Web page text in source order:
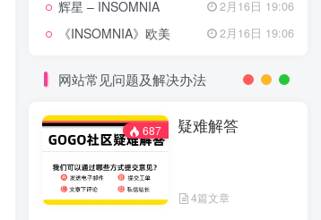
辉星 – INSOMNIA 2月16日 19:06
《INSOMNIA》欧美 2月16日 19:06
网站常见问题及解决办法
687 疑难解答
4篇文章